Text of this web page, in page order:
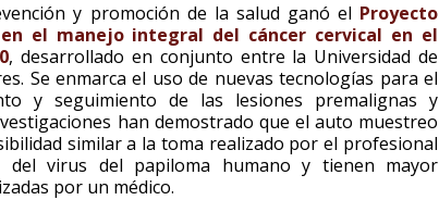
y promoción de la salud ganó el Proyecto
en el manejo integral del cáncer cervical en el
, desarrollado en conjunto entre la Universidad de
Se enmarca el uso de nuevas tecnologías para el
y seguimiento de las lesiones premalignas y
han demostrado que el auto muestreo
similar a la toma realizado por el profesional
virus del papiloma humano y tienen mayor
por un médico.